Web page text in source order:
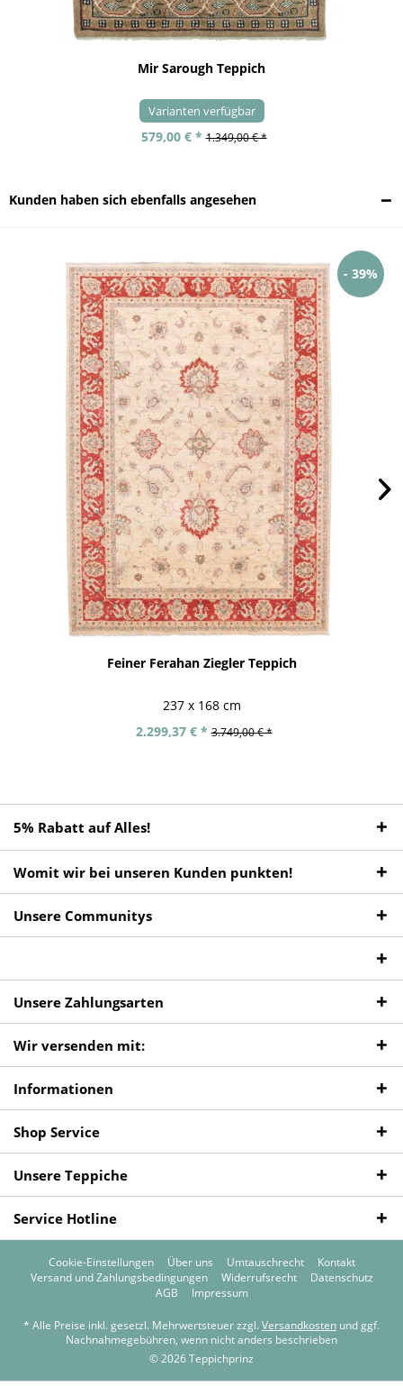
Mir Sarough Teppich
Varianten verfügbar
579,00 € * 1.349,00 € *
Kunden haben sich ebenfalls angesehen
- 39%
Feiner Ferahan Ziegler Teppich
237 x 168 cm
2.299,37 € * 3.749,00 € *
5% Rabatt auf Alles!
Womit wir bei unseren Kunden punkten!
Unsere Communitys
Unsere Zahlungsarten
Wir versenden mit:
Informationen
Shop Service
Unsere Teppiche
Service Hotline
Cookie-Einstellungen Über uns Umtauschrecht
Kontakt
Versand und Zahlungsbedingungen
Widerrufsrecht
Datenschutz
AGB
Impressum
* Alle Preise inkl. gesetzl. Mehrwertsteuer zzgl. Versandkosten und ggf.
Nachnahmegebühren, wenn nicht anders beschrieben
© 2026 Teppichprinz